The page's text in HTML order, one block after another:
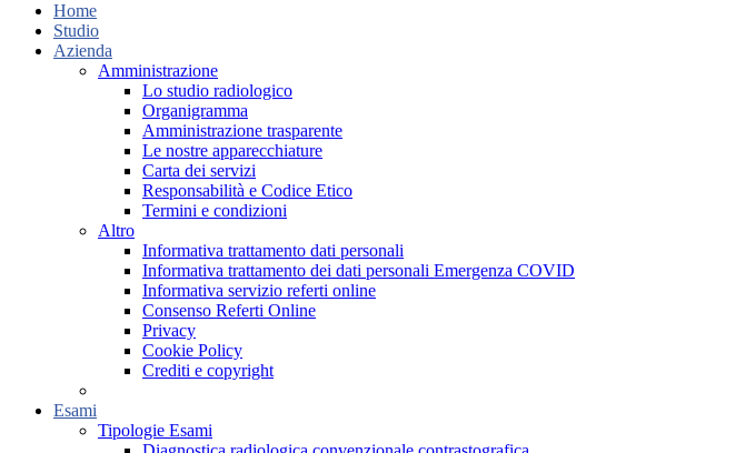
Home
Studio
Azienda
Amministrazione
Lo studio radiologico
Organigramma
Amministrazione trasparente
Le nostre apparecchiature
Carta dei servizi
Responsabilità e Codice Etico
Termini e condizioni
Altro
Informativa trattamento dati personali
Informativa trattamento dei dati personali Emergenza COVID
Informativa servizio referti online
Consenso Referti Online
Privacy
Cookie Policy
Crediti e copyright
Esami
Tipologie Esami